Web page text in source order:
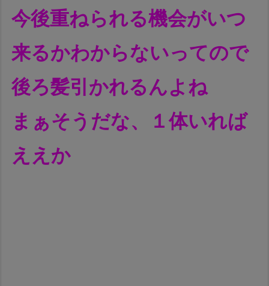
今後重ねられる機会がいつ
来るかわからないってので
後ろ髪引かれるんよね
まぁそうだな、１体いれば
ええか